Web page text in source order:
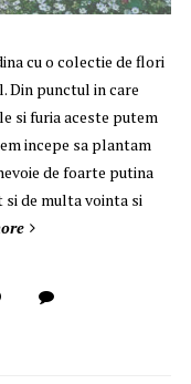
cu o colectie de flori
Din punctul in care
si furia aceste putem
incepe sa plantam
de foarte putina
de multa vointa si